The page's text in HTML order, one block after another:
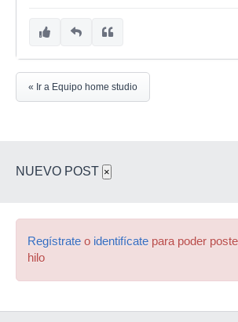
« Ir a Equipo home studio
NUEVO POST ×
Regístrate o identifícate para poder
hilo